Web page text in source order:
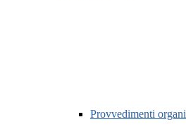
Provvedimenti